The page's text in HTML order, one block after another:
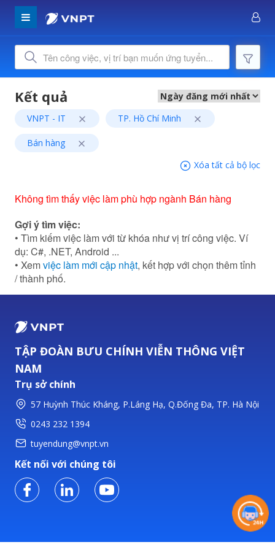
VNPT - IT TP. Hồ Chí Minh
Bán hàng
Xóa tất cả bộ lọc
Không tìm thấy việc làm phù hợp ngành Bán hàng
Gợi ý tìm việc:
• Tìm kiếm việc làm với từ khóa như vị trí công việc. Ví
dụ: C#, .NET, Android ...
• Xemviệc làm mới cập nhật, kết hợp với chọn thêm tỉnh
/ thành phố.
TẬP ĐOÀN BƯU CHÍNH VIỄN THÔNG VIỆT
NAM
Trụ sở chính
57 Huỳnh Thúc Kháng, P.Láng Hạ, Q.Đống Đa, TP. Hà Nội
0243 232 1394
tuyendung@vnpt.vn
Kết nối với chúng tôi